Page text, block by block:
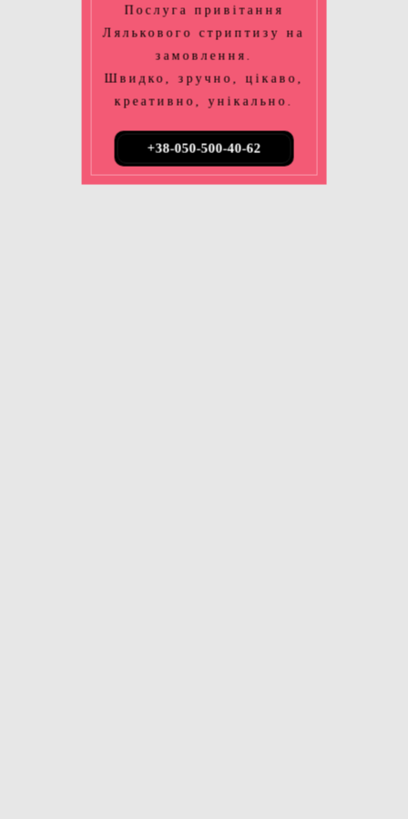
Послуга привітання
Лялькового стриптизу на
замовлення.
Швидко, зручно, цікаво,
креативно, унікально.
+38-050-500-40-62